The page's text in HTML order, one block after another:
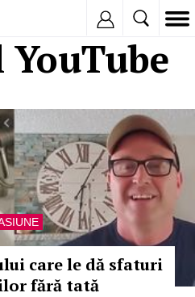
care le dă sfaturi
fără tată